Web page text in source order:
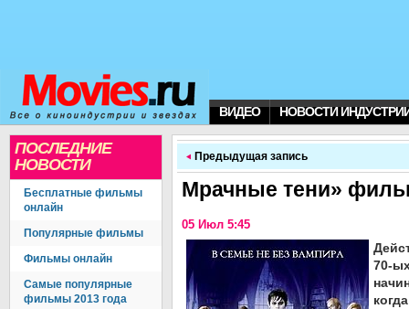
ВИДЕО НОВОСТИ
ПОСЛЕДНИЕ
НОВОСТИ
Бесплатные фильмы
онлайн
Популярные фильмы
Фильмы онлайн
Самые популярные
фильмы 2013 года
Предыдущая запись
Мрачные тени»
05 Июл 5:45
70-